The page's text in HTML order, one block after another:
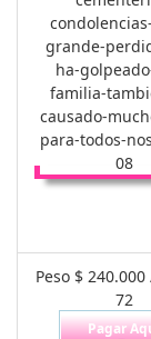
Peso $
72
Pagar